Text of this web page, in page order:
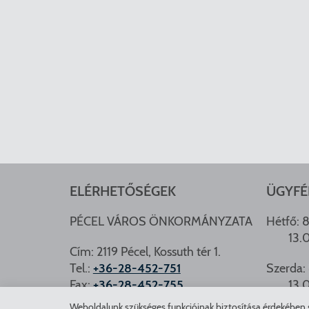
ELÉRHETŐSÉGEK
PÉCEL VÁROS ÖNKORMÁNYZATA
Cím: 2119 Pécel, Kossuth tér 1.
Tel.: +36-28-452-751
Fax:+36-28-452-755
e-mail:
hivatal@pecel.hu
Hétfő: